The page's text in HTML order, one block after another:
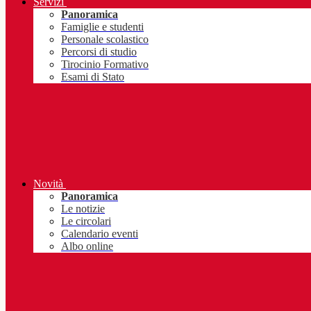
Panoramica
Famiglie e studenti
Personale scolastico
Percorsi di studio
Tirocinio Formativo
Esami di Stato
Novità
Panoramica
Le notizie
Le circolari
Calendario eventi
Albo online